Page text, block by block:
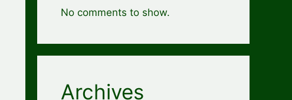
No comments to show.
Archives